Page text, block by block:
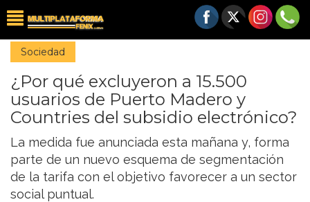
Sociedad
¿Por qué excluyeron a 15.500
usuarios de Puerto Madero y
Countries del subsidio electrónico?
La medida fue anunciada esta mañana y, forma
parte de un nuevo esquema de segmentación
de la tarifa con el objetivo favorecer a un sector
social puntual.